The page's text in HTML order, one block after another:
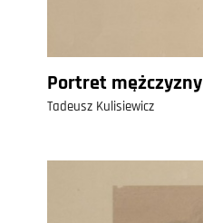
Portret mężczyzny
Tadeusz Kulisiewicz